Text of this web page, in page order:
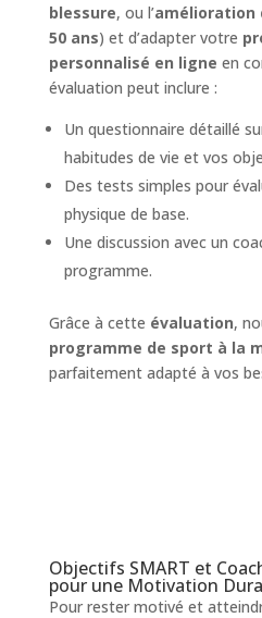
blessure, ou l’amélioration
50 ans) et d’adapter votre
personnalisé en ligne en
évaluation peut inclure :
Un questionnaire détaillé
habitudes de vie et vos
Des tests simples pour
physique de base.
Une discussion avec un
programme.
Grâce à cette évaluation,
programme de sport à la
parfaitement adapté à vos
Objectifs SMART et
pour une Motivation
Pour rester motivé et